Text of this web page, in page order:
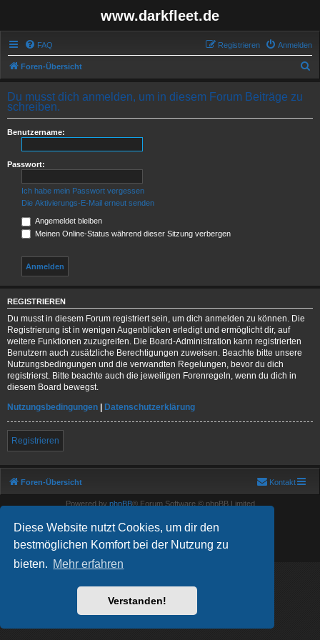
Diese Website nutzt Cookies, um dir den
bestmöglichen Komfort bei der Nutzung zu
bieten. Mehr erfahren
Verstanden!
www.darkfleet.de
FAQ Anmelden
Registrieren
Foren-Übersicht
u
h
Du musst dich anmelden, um in diesem Forum Beiträge zu
schreiben.
Benutzername:
Passwort:
Ich habe mein Passwort vergessen
Die Aktivierungs-E-Mail erneut senden
Angemeldet bleiben
Meinen Online-Status während dieser Sitzung verbergen
REGISTRIEREN
Du musst in diesem Forum registriert sein, um dich anmelden zu können. Die
Registrierung ist in wenigen Augenblicken erledigt und ermöglicht dir, auf
weitere Funktionen zuzugreifen. Die Board-Administration kann registrierten
Benutzern auch zusätzliche Berechtigungen zuweisen. Beachte bitte unsere
Nutzungsbedingungen und die verwandten Regelungen, bevor du dich
registrierst. Bitte beachte auch die jeweiligen Forenregeln, wenn du dich in
diesem Board bewegst.
Nutzungsbedingungen | Datenschutzerklärung
Registrieren
Foren-Übersicht Kontakt
Powered by phpBB® Forum Software © phpBB Limited
Show Registration Code
Datenschutz|Nutzungsbedingungen